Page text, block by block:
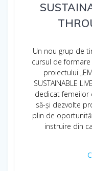
Un nou grup de
cursul de
proiectului
SUSTAINABLE
dedicat femeilor
să-și dezvolte
plin de
instruire din